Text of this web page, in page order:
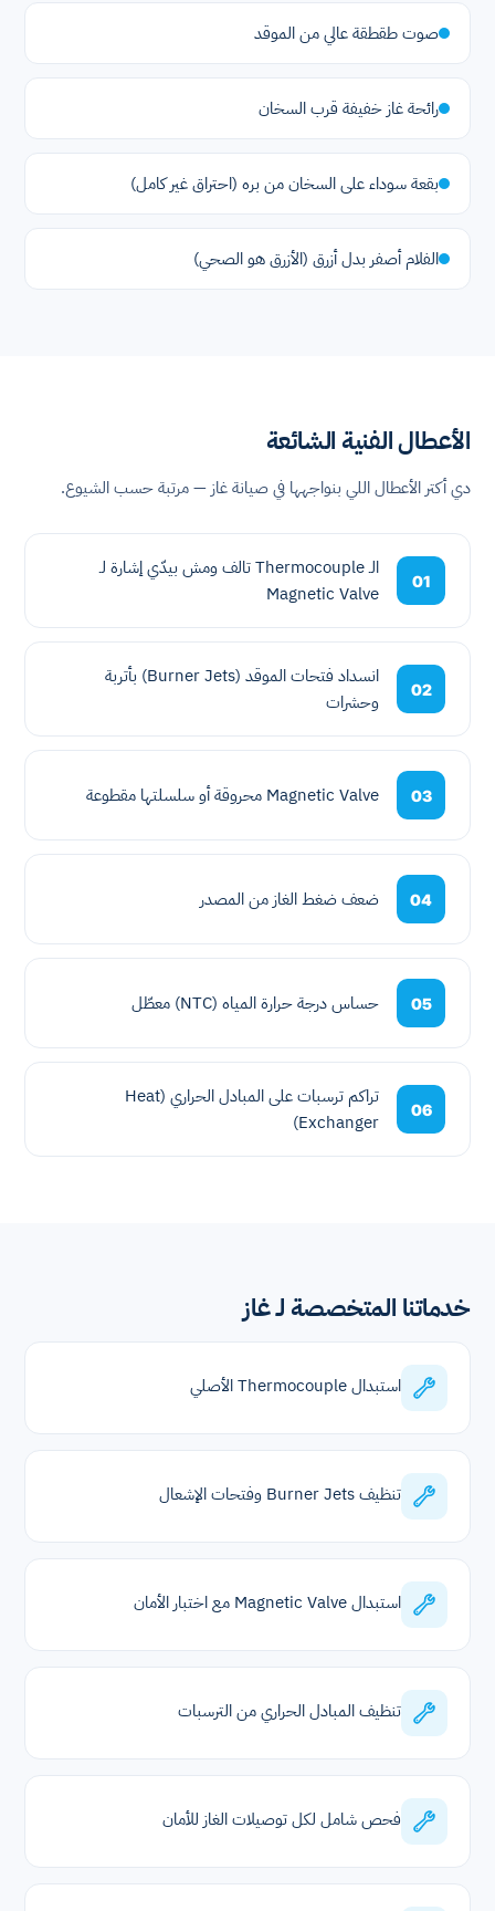
صوت طقطقة عالي من الموقد
رائحة غاز خفيفة قرب السخان
بقعة سوداء على السخان من بره (احتراق غير كامل)
الفلام أصفر بدل أزرق (الأزرق هو الصحي)
الأعطال الفنية الشائعة
دي أكتر الأعطال اللي بنواجهها في صيانة غاز — مرتبة حسب الشيوع.
01
الـ Thermocouple تالف ومش بيدّي إشارة لـ
Magnetic Valve
02
انسداد فتحات الموقد (Burner Jets) بأتربة
وحشرات
03 Magnetic Valve محروقة أو سلسلتها مقطوعة
04 ضعف ضغط الغاز من المصدر
05 حساس درجة حرارة المياه (NTC) معطّل
06
تراكم ترسبات على المبادل الحراري (Heat
Exchanger)
خدماتنا المتخصصة لـ غاز
استبدال Thermocouple الأصلي
تنظيف Burner Jets وفتحات الإشعال
استبدال Magnetic Valve مع اختبار الأمان
تنظيف المبادل الحراري من الترسبات
فحص شامل لكل توصيلات الغاز للأمان